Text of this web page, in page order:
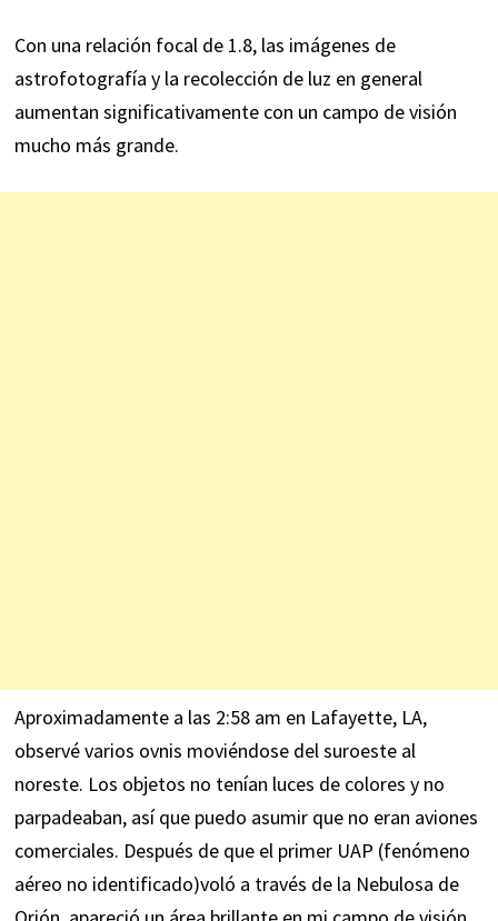
Con una relación focal de 1.8, las imágenes de
astrofotografía y la recolección de luz en general
aumentan significativamente con un campo de visión
mucho más grande.
Aproximadamente a las 2:58 am en Lafayette, LA,
observé varios ovnis moviéndose del suroeste al
noreste. Los objetos no tenían luces de colores y no
parpadeaban, así que puedo asumir que no eran aviones
comerciales. Después de que el primer UAP (fenómeno
aéreo no identificado)voló a través de la Nebulosa de